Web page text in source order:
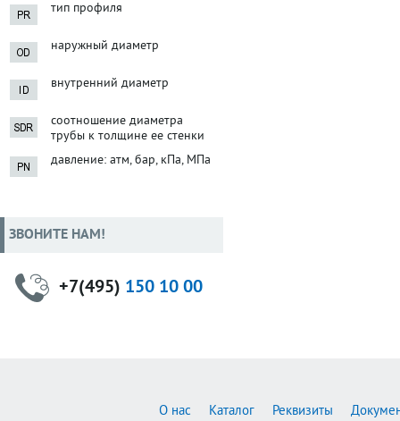
тип профиля
наружный диаметр
внутренний диаметр
соотношение диаметра
трубы к толщине ее стенки
давление: атм, бар, кПа, МПа
ЗВОНИТЕ НАМ!
+7(495) 150 10 00
О нас Каталог Реквизиты